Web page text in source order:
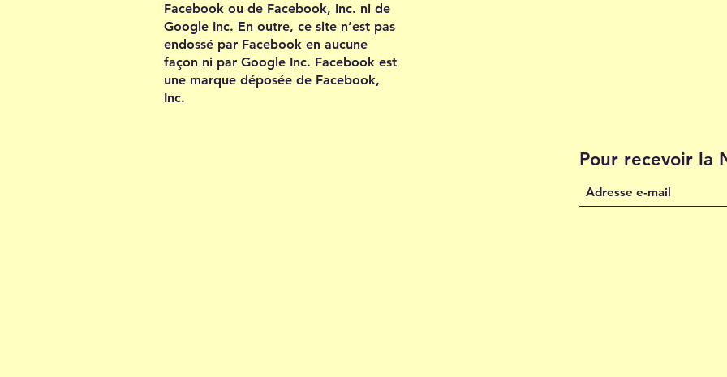
Facebook ou de Facebook, Inc. ni de
Google Inc. En outre, ce site n’est pas
endossé par Facebook en aucune
façon ni par Google Inc. Facebook est
une marque déposée de Facebook,
Inc.
Pour recevoir la